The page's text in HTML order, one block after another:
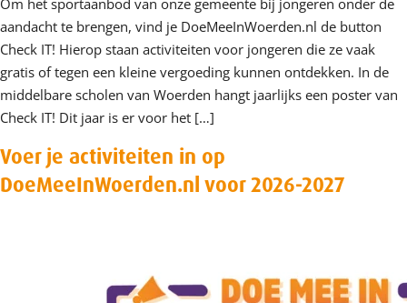
Om het sportaanbod van onze gemeente bij jongeren onder de
aandacht te brengen, vind je DoeMeeInWoerden.nl de button
Check IT! Hierop staan activiteiten voor jongeren die ze vaak
gratis of tegen een kleine vergoeding kunnen ontdekken. In de
middelbare scholen van Woerden hangt jaarlijks een poster van
Check IT! Dit jaar is er voor het […]
Voer je activiteiten in op
DoeMeeInWoerden.nl voor 2026-2027